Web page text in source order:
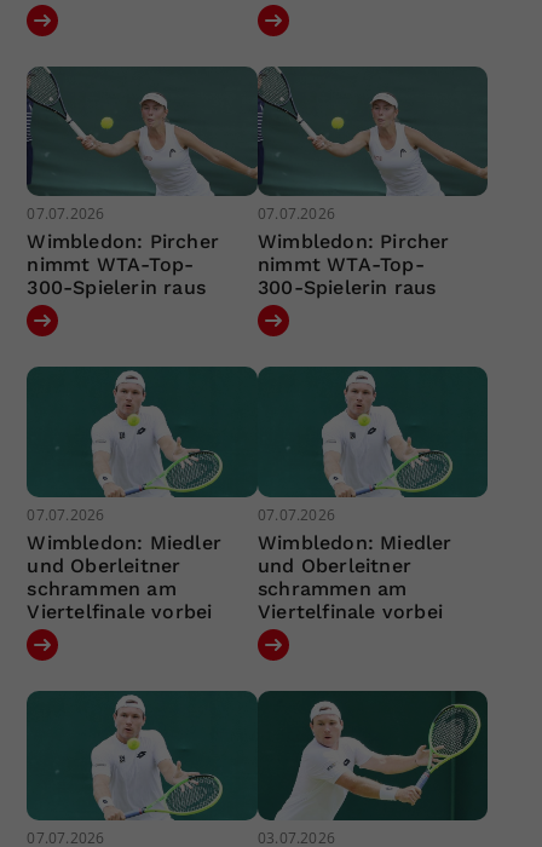
07.07.2026
Wimbledon: Pircher
nimmt WTA-Top-
300-Spielerin raus
07.07.2026
Wimbledon: Pircher
nimmt WTA-Top-
300-Spielerin raus
07.07.2026
Wimbledon: Miedler
und Oberleitner
schrammen am
Viertelfinale vorbei
07.07.2026
Wimbledon: Miedler
und Oberleitner
schrammen am
Viertelfinale vorbei
07.07.2026 03.07.2026